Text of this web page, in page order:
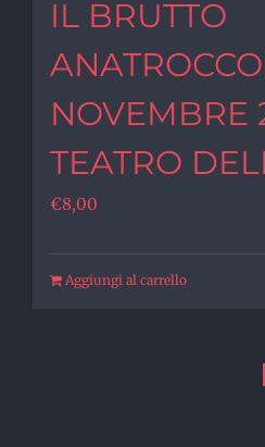
IL BRUTTO
NOVEMBRE
TEATRO
€8,00
Aggiungi al carrello